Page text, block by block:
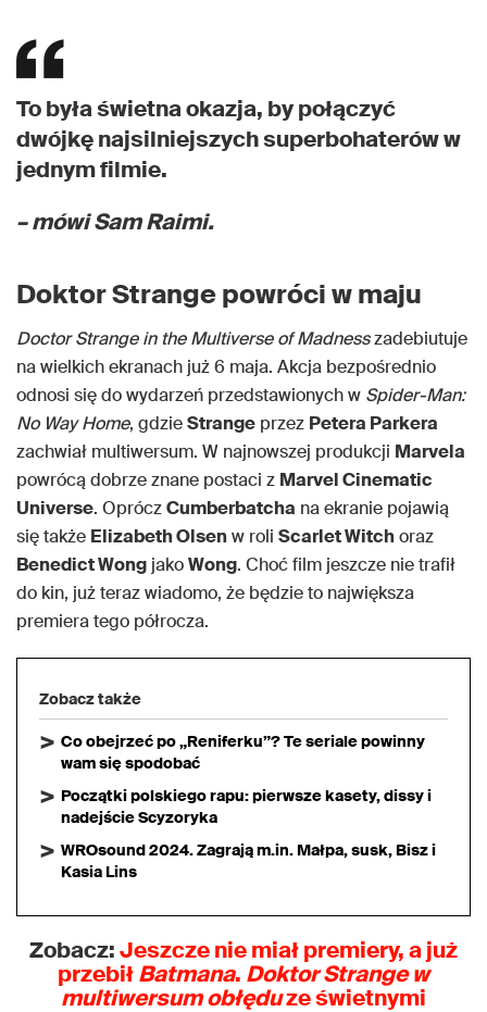
To była świetna okazja, by połączyć
dwójkę najsilniejszych superbohaterów w
jednym filmie.
– mówi Sam Raimi.
Doktor Strange powróci w maju
Doctor Strange in the Multiverse of Madnesszadebiutuje
na wielkich ekranach już 6 maja. Akcja bezpośrednio
odnosi się do wydarzeń przedstawionych w Spider-Man:
No Way Home, gdzieStrange przez Petera Parkera
zachwiał multiwersum. W najnowszej produkcji Marvela
powrócą dobrze znane postaci z Marvel Cinematic
Universe. OpróczCumberbatcha na ekranie pojawią
się także Elizabeth Olsenw roli Scarlet Witchoraz
Benedict Wong jakoWong. Choć film jeszcze nie trafił
do kin, już teraz wiadomo, że będzie to największa
premiera tego półrocza.
Zobacz także
Co obejrzeć po „Reniferku”? Te seriale powinny
wam się spodobać
Początki polskiego rapu: pierwsze kasety, dissy i
nadejście Scyzoryka
WROsound 2024. Zagrają m.in. Małpa, susk, Bisz i
Kasia Lins
Zobacz:Jeszcze nie miał premiery, a już
przebiłBatmana. Doktor Strange w
multiwersum obłęduze świetnymi